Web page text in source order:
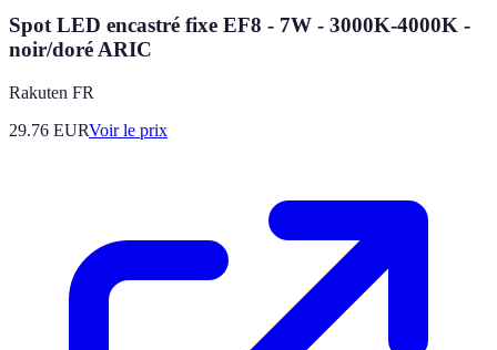
Spot LED encastré fixe EF8 - 7W - 3000K-4000K -
noir/doré ARIC
Rakuten FR
29.76 EURVoir le prix